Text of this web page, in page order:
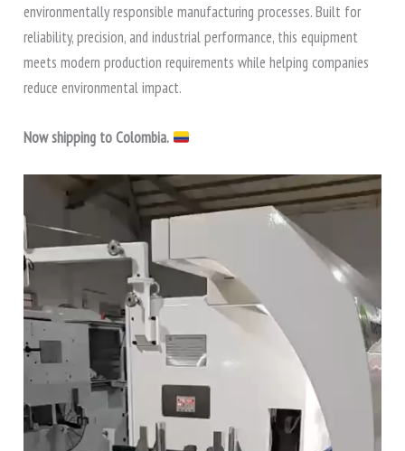
environmentally responsible manufacturing processes. Built for
reliability, precision, and industrial performance, this equipment
meets modern production requirements while helping companies
reduce environmental impact.
Now shipping to Colombia.